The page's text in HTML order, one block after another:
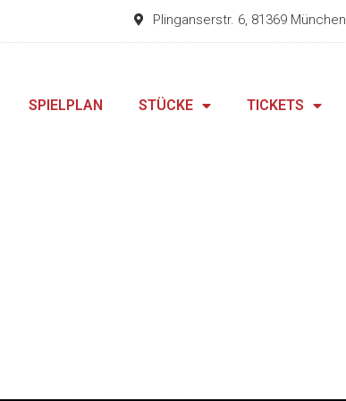
Plinganserstr. 6, 81369 München
SPIELPLAN STÜCKE TICKETS